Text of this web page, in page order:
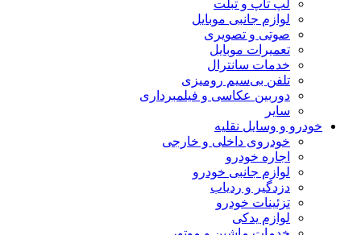
لپ تاپ و تبلت
لوازم جانبی موبایل
صوتی و تصویری
تعمیرات موبایل
خدمات سانترال
تلفن بی‌سیم رومیزی
دوربین عکاسی و فیلمبرداری
سایر
خودرو و وسایل نقلیه
خودروی داخلی و خارجی
اجاره خودرو
لوازم جانبی خودرو
دزدگیر و ردیاب
تزئینات خودرو
لوازم یدکی